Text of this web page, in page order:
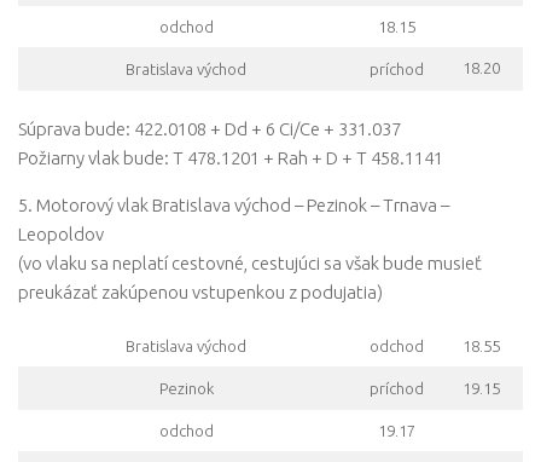
odchod 18.15
Bratislava východ príchod 18.20
Súprava bude: 422.0108 + Dd + 6 Ci/Ce + 331.037
Požiarny vlak bude: T 478.1201 + Rah + D + T 458.1141
5. Motorový vlak Bratislava východ – Pezinok – Trnava –
Leopoldov
(vo vlaku sa neplatí cestovné, cestujúci sa však bude musieť
preukázať zakúpenou vstupenkou z podujatia)
Bratislava východ odchod 18.55
Pezinok príchod 19.15
odchod 19.17